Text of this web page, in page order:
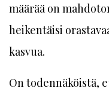
määrää on
heikentäisi
kasvua.
On todennäköistä,